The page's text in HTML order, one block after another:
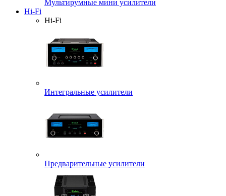
Мультирумные мини усилители
Hi-Fi
Hi-Fi
Интегральные усилители
Предварительные усилители